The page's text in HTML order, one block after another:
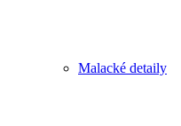
Malacké detaily